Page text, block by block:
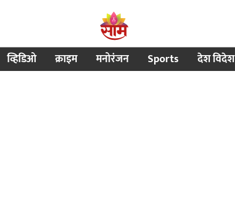
व्हिडिओ क्राइम मनोरंजन Sports देश विदेश